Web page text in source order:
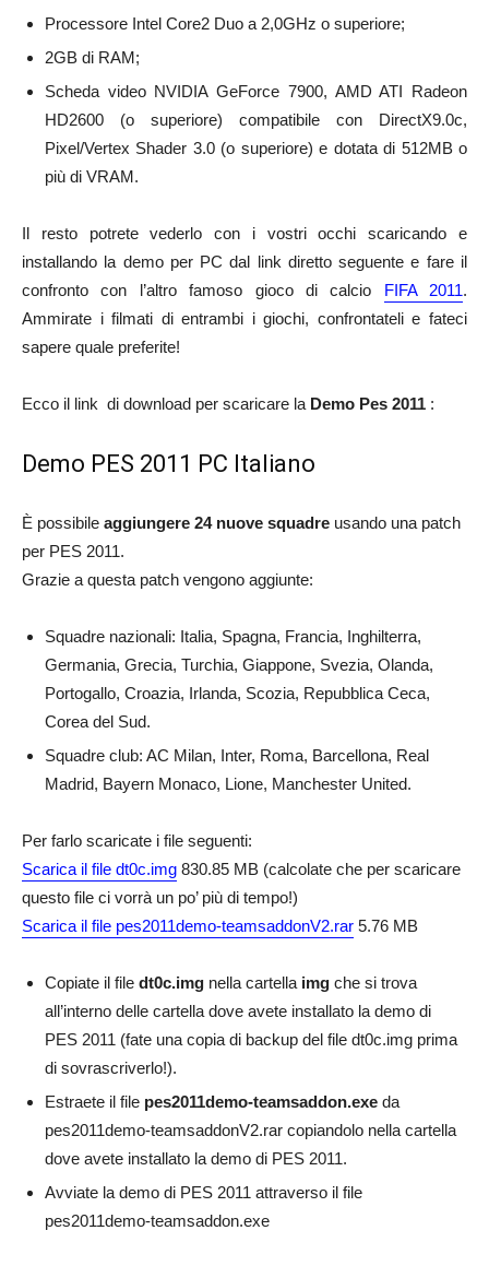
Processore Intel Core2 Duo a 2,0GHz o superiore;
2GB di RAM;
Scheda video NVIDIA GeForce 7900, AMD ATI Radeon
HD2600 (o superiore) compatibile con DirectX9.0c,
Pixel/Vertex Shader 3.0 (o superiore) e dotata di 512MB o
più di VRAM.
Il resto potrete vederlo con i vostri occhi scaricando e
installando la demo per PC dal link diretto seguente e fare il
confronto con l’altro famoso gioco di calcio FIFA 2011.
Ammirate i filmati di entrambi i giochi, confrontateli e fateci
sapere quale preferite!
Ecco il link di download per scaricare la Demo Pes 2011 :
Demo PES 2011 PC Italiano
È possibile aggiungere 24 nuove squadre usando una patch
per PES 2011.
Grazie a questa patch vengono aggiunte:
Squadre nazionali: Italia, Spagna, Francia, Inghilterra,
Germania, Grecia, Turchia, Giappone, Svezia, Olanda,
Portogallo, Croazia, Irlanda, Scozia, Repubblica Ceca,
Corea del Sud.
Squadre club: AC Milan, Inter, Roma, Barcellona, Real
Madrid, Bayern Monaco, Lione, Manchester United.
Per farlo scaricate i file seguenti:
Scarica il file dt0c.img 830.85 MB (calcolate che per scaricare
questo file ci vorrà un po’ più di tempo!)
Scarica il file pes2011demo-teamsaddonV2.rar 5.76 MB
Copiate il file dt0c.img nella cartella img che si trova
all’interno delle cartella dove avete installato la demo di
PES 2011 (fate una copia di backup del file dt0c.img prima
di sovrascriverlo!).
Estraete il file pes2011demo-teamsaddon.exe da
pes2011demo-teamsaddonV2.rar copiandolo nella cartella
dove avete installato la demo di PES 2011.
Avviate la demo di PES 2011 attraverso il file
pes2011demo-teamsaddon.exe